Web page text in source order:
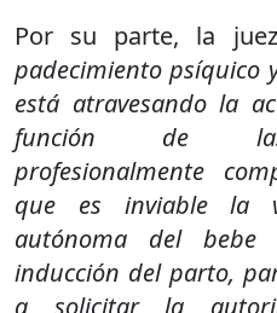
Por su parte, la
padecimiento psíquico
está atravesando la
función de las
profesionalmente
que es inviable la
autónoma del
inducción del parto,
a solicitar la